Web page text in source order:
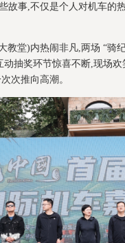
故事,不仅是个人对机车的
教堂)内热闹非凡,两场 “骑
抽奖环节惊喜不断,现场
次推向高潮。